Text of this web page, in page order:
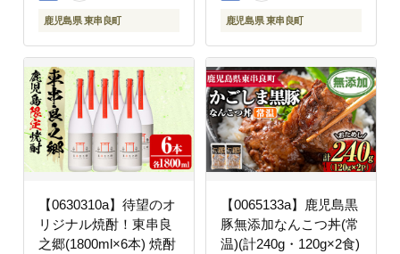
鹿児島県 東串良町 鹿児島県 東串良町
【0630310a】待望のオ
リジナル焼酎！東串良
之郷(1800ml×6本) 焼酎
【0065133a】鹿児島黒
豚無添加なんこつ丼(常
温)(計240g・120g×2食)